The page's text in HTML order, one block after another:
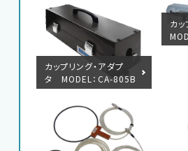
EMCソリューショ
修理・校正
お問い合わ
カップリング・アダプ
タ MODEL：CA-805B
カ